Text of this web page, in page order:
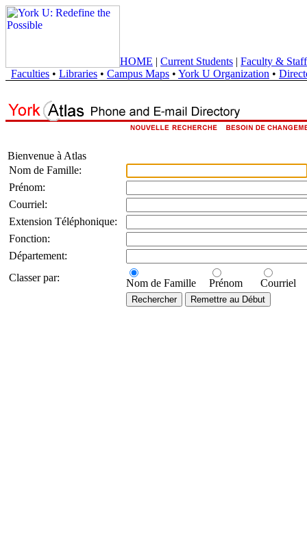
HOME | Current Students | Faculty & Staff
Faculties • Libraries • Campus Maps • York U Organization •
Bienvenue à Atlas
Nom de Famille:
Prénom:
Courriel:
Extension Téléphonique:
Fonction:
Département:
Classer par:
Nom de Famille Prénom Courriel